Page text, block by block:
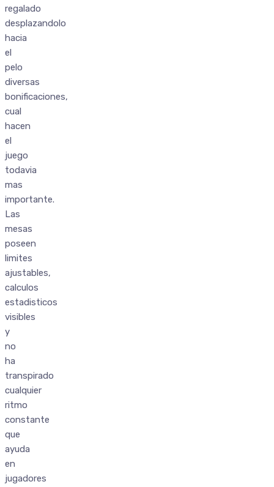
regalado
desplazandolo
hacia
el
pelo
diversas
bonificaciones,
cual
hacen
el
juego
todavia
mas
importante.
Las
mesas
poseen
limites
ajustables,
calculos
estadisticos
visibles
y
no
ha
transpirado
cualquier
ritmo
constante
que
ayuda
en
jugadores